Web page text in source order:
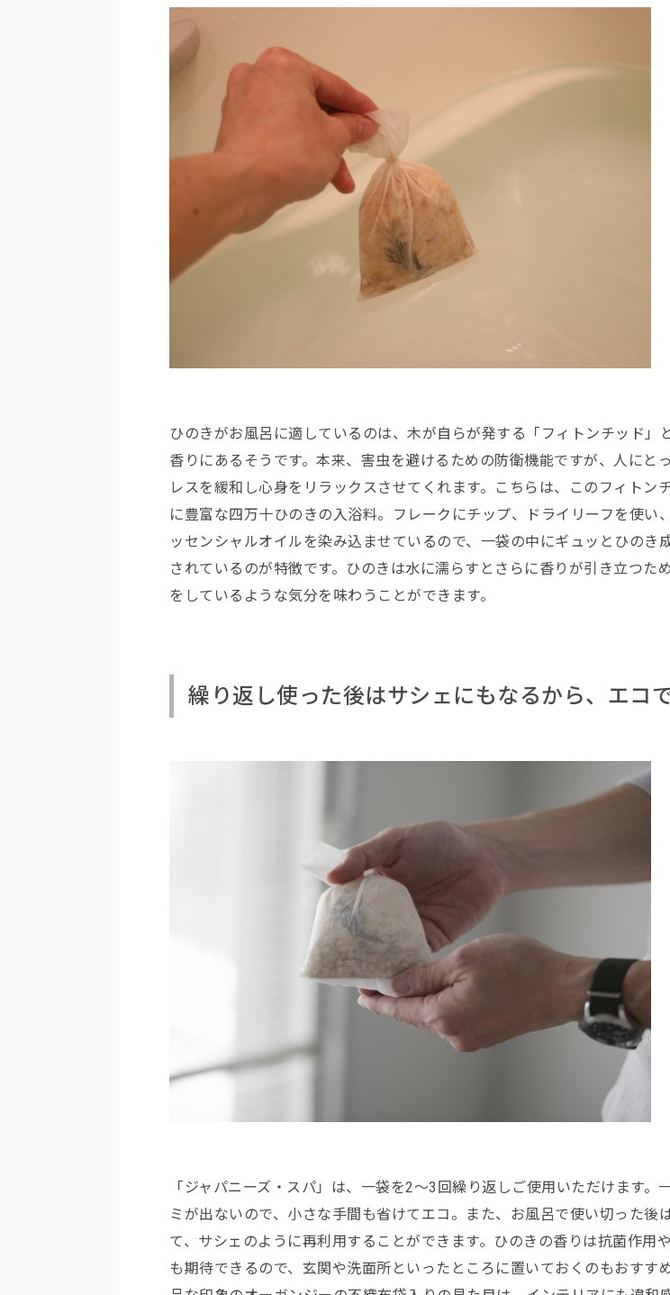
ひのきがお風呂に適しているのは、木が自らが発する「フィトンチッド」
香りにあるそうです。本来、害虫を避けるための防衛機能ですが、人にと
レスを緩和し心身をリラックスさせてくれます。こちらは、このフィトン
に豊富な四万十ひのきの入浴料。フレークにチップ、ドライリーフを使い
ッセンシャルオイルを染み込ませているので、一袋の中にギュッとひのき
されているのが特徴です。ひのきは水に濡らすとさらに香りが引き立つた
をしているような気分を味わうことができます。
繰り返し使った後はサシェにもなるから、エコ
「ジャパニーズ・スパ」は、一袋を2〜3回繰り返しご使用いただけます。
ミが出ないので、小さな手間も省けてエコ。また、お風呂で使い切った後
て、サシェのように再利用することができます。ひのきの香りは抗菌作用
も期待できるので、玄関や洗面所といったところに置いておくのもおすす